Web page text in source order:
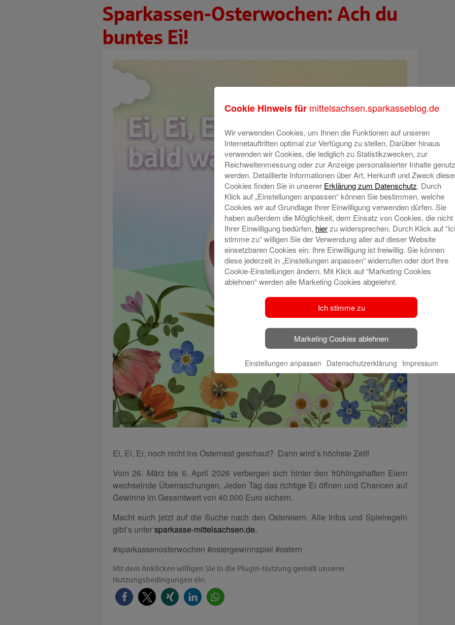
Sparkassen-Osterwochen: Ach du
buntes Ei!
Ei, Ei, Ei, noch nicht ins Osternest geschaut? Dann wird’s höchste Zeit!
Vom 26. März bis 6. April 2026 verbergen sich hinter den frühlingshaften Eiern
wechselnde Über­raschungen. Jeden Tag das richtige Ei öffnen und Chancen auf
Gewinne im Gesamtwert von 40.000 Euro sichern.
Macht euch jetzt auf die Suche nach den Ostereiern. Alle Infos und Spielregeln
gibt’s untersparkasse-mittelsachsen.de.
#sparkassenosterwochen #ostergewinnspiel #ostern
Mit dem Anklicken willigen Sie in die Plugin-Nutzung gemäß unserer
Nutzungsbedingungen ein.
Cookie Hinweis für mittelsachsen.sparkasseblog.de
Wir verwenden Cookies, um Ihnen die Funktionen auf unseren
Internetauftritten optimal zur Verfügung zu stellen. Darüber hinaus
verwenden wir Cookies, die lediglich zu Statistikzwecken, zur
Reichweitenmessung oder zur Anzeige personalisierter Inhalte
werden. Detaillierte Informationen über Art, Herkunft und Zweck
Cookies finden Sie in unserer Erklärung zum Datenschutz. Durch
Klick auf „Einstellungen anpassen“ können Sie bestimmen, welche
Cookies wir auf Grundlage Ihrer Einwilligung verwenden dürfen. Sie
haben außerdem die Möglichkeit, dem Einsatz von Cookies, die nicht
Ihrer Einwilligung bedürfen, hierzu widersprechen. Durch Klick auf
stimme zu“ willigen Sie der Verwendung aller auf dieser Website
einsetzbaren Cookies ein. Ihre Einwilligung ist freiwillig. Sie können
diese jederzeit in „Einstellungen anpassen“ widerrufen oder dort Ihre
Cookie-Einstellungen ändern. Mit Klick auf “Marketing Cookies
ablehnen“ werden alle Marketing Cookies abgelehnt.
Ich stimme zu
Marketing Cookies ablehnen
Einstellungen anpassen Datenschutzerklärung Impressum